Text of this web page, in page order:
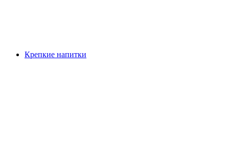
Крепкие напитки